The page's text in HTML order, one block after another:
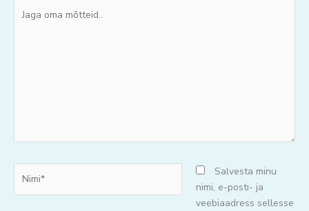
oma
Salvesta minu
nimi, e-posti- ja
veebiaadress sellesse